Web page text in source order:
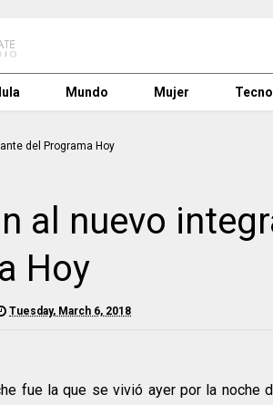
Mundo Mujer
al nuevo
Hoy
Tuesday, March 6, 2018
fue la que se vivió ayer por la noche